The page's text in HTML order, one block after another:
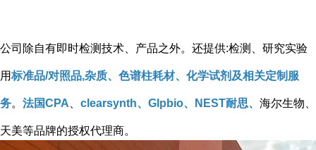
公司除自有即时检测技术、产品之外。还提供:检测、研究实验
用标准品/对照品,杂质、色谱柱耗材、化学试剂及相关定制服
务。 法国CPA clearsynth、Glpbio、NEST耐思、 海尔生物、
天美等品牌的授权代理商。